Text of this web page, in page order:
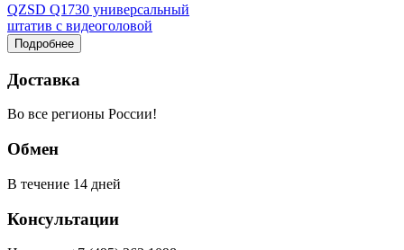
QZSD Q1730 универсальный
штатив с видеоголовой
Подробнее
Доставка
Во все регионы России!
Обмен
В течение 14 дней
Консультации